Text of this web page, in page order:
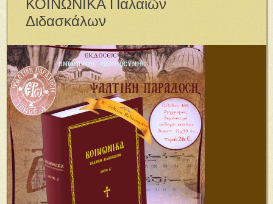
ΚΟΙΝΩΝΙΚΑ Παλαιῶν
Διδασκάλων